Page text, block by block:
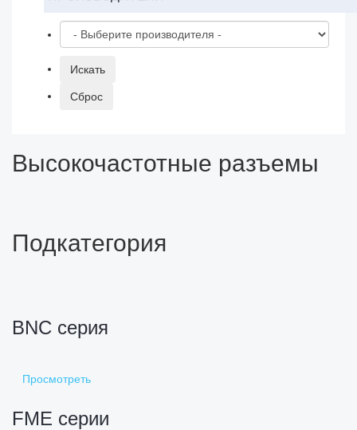
Высокочастотные разъемы
Подкатегория
BNC серия
Просмотреть
FME серии